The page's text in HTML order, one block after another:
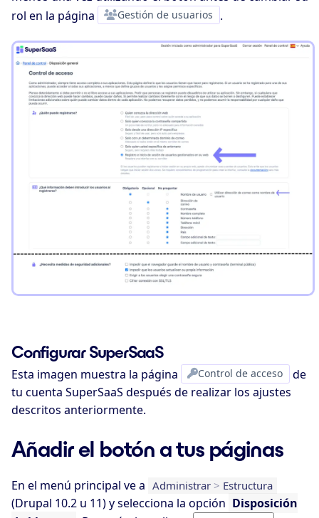
rol en la página
Gestión de usuarios .
Configurar SuperSaaS
Esta imagen muestra la página Control de acceso
de
tu cuenta SuperSaaS después de realizar los ajustes
descritos anteriormente.
Añadir el botón a tus páginas
En el menú principal ve a Administrar > Estructura
(Drupal 10.2 u 11) y selecciona la opción Disposición